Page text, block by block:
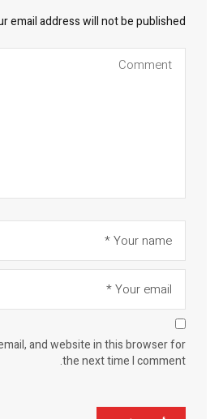
email address will not be published.
and website in this browser for
the next time I comment.